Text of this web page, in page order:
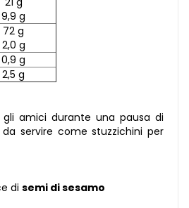
9,9 g
72 g
2,0 g
0,9 g
2,5 g
amici durante una pausa di
servire come stuzzichini per
di semi di sesamo